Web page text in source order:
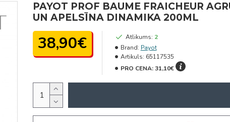
PAYOT PROF BAUME FRAICHEUR
UN APELSĪNA DINAMIKA 200ML
38,90€ Atlikums: 2
Brand: Payot
Artikuls: 65117535
PRO CENA:31,10€